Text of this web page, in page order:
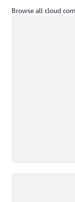
Browse all cloud